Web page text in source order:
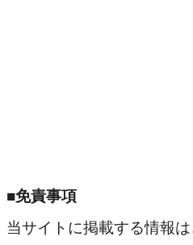
■免責事項
当サイトに掲載する情報